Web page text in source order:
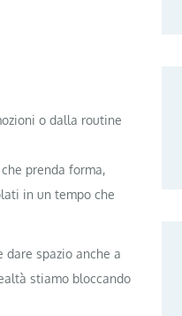
o dalla routine
prenda forma,
in un tempo che
spazio anche a
stiamo bloccando